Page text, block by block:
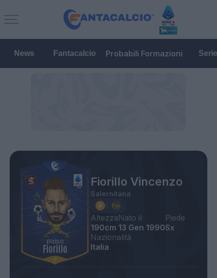
News Fantacalcio Probabili Formazioni
Fiorillo Vincenzo
Salernitana
Altezza
190cm
Nato il
13 Gen 1990
Piede
Sx
Nazionalità
Italia